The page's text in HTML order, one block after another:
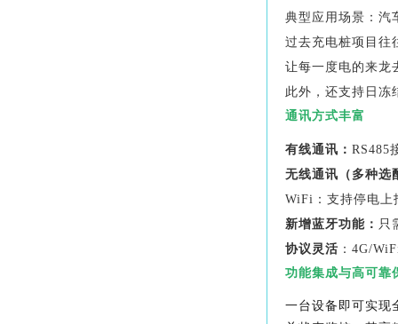
典型应用场景：汽
过去充电桩项目往
让每一度电的来龙
此外，还支持日冻
通讯方式丰富
有线通讯： RS485
无线通讯（多种选
WiFi：支持停电上
新增蓝牙功能： 只
协议灵活 ：4G/
功能集成与高可靠
一台设备即可实现‌